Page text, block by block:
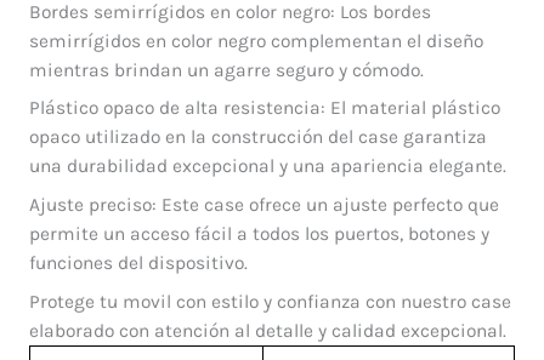
Bordes semirrígidos en color negro: Los bordes
semirrígidos en color negro complementan el diseño
mientras brindan un agarre seguro y cómodo.
Plástico opaco de alta resistencia: El material plástico
opaco utilizado en la construcción del case garantiza
una durabilidad excepcional y una apariencia elegante.
Ajuste preciso: Este case ofrece un ajuste perfecto que
permite un acceso fácil a todos los puertos, botones y
funciones del dispositivo.
Protege tu movil con estilo y confianza con nuestro case
elaborado con atención al detalle y calidad excepcional.